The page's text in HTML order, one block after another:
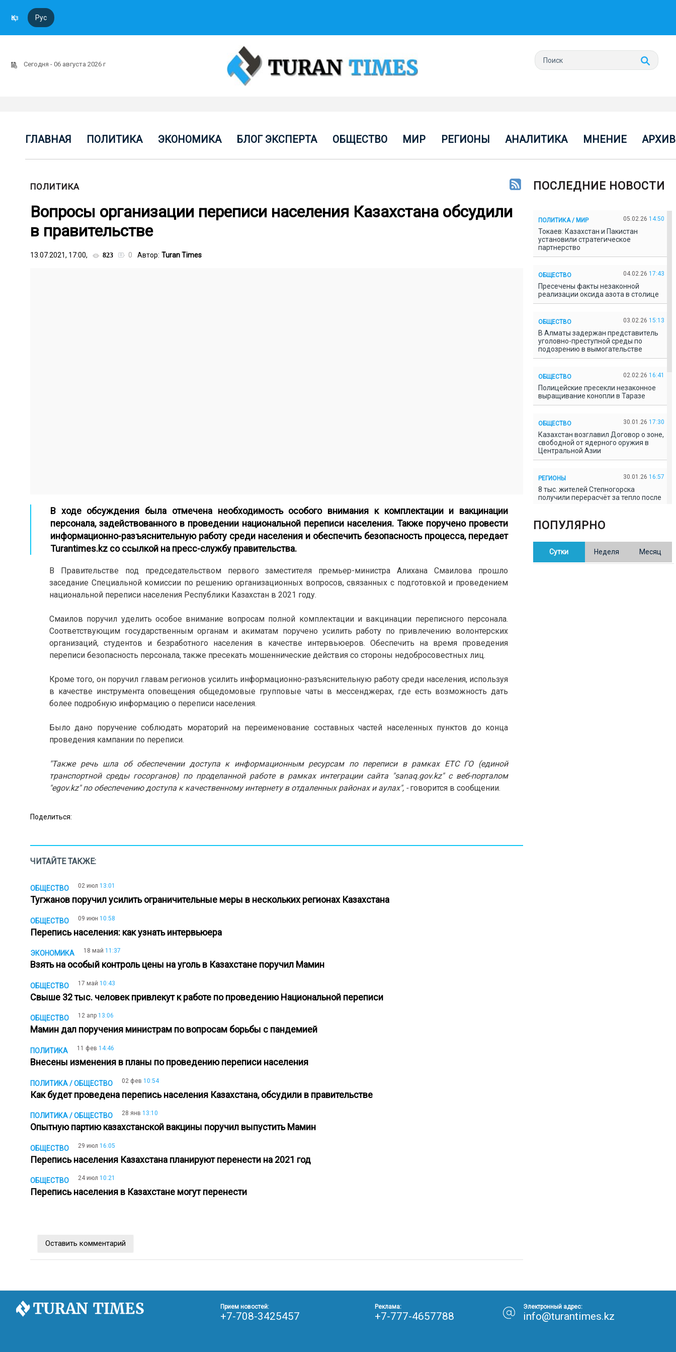
Қаз Рус
Сегодня - 06 августа 2026 г
ГЛАВНАЯ ПОЛИТИКА ЭКОНОМИКА БЛОГ ЭКСПЕРТА ОБЩЕСТВО МИР РЕГИОНЫ АНАЛИТИКА МНЕНИЕ АРХИВ
ПОЛИТИКА
Вопросы организации переписи населения Казахстана обсудили
в правительстве
13.07.2021, 17:00, 823 0 Автор: Turan Times
В ходе обсуждения была отмечена необходимость особого внимания к комплектации и вакцинации
персонала, задействованного в проведении национальной переписи населения. Также поручено провести
информационно-разъяснительную работу среди населения и обеспечить безопасность процесса, передает
Turantimes.kz со ссылкой на пресс-службу правительства.
В Правительстве под председательством первого заместителя премьер-министра Алихана Смаилова прошло
заседание Специальной комиссии по решению организационных вопросов, связанных с подготовкой и проведением
национальной переписи населения Республики Казахстан в 2021 году.
Смаилов поручил уделить особое внимание вопросам полной комплектации и вакцинации переписного персонала.
Соответствующим государственным органам и акиматам поручено усилить работу по привлечению волонтерских
организаций, студентов и безработного населения в качестве интервьюеров. Обеспечить на время проведения
переписи безопасность персонала, также пресекать мошеннические действия со стороны недобросовестных лиц.
Кроме того, он поручил главам регионов усилить информационно-разъяснительную работу среди населения, используя
в качестве инструмента оповещения общедомовые групповые чаты в мессенджерах, где есть возможность дать
более подробную информацию о переписи населения.
Было дано поручение соблюдать мораторий на переименование составных частей населенных пунктов до конца
проведения кампании по переписи.
"Также речь шла об обеспечении доступа к информационным ресурсам по переписи в рамках ЕТС ГО (единой
транспортной среды госорганов) по проделанной работе в рамках интеграции сайта "sanaq.gov.kz" с веб-порталом
"egov.kz" по обеспечению доступа к качественному интернету в отдаленных районах и аулах", -говорится в сообщении.
Поделиться:
ЧИТАЙТЕ ТАКЖЕ:
ОБЩЕСТВО 02 июл 13:01
Тугжанов поручил усилить ограничительные меры в нескольких регионах Казахстана
ОБЩЕСТВО 09 июн 10:58
Перепись населения: как узнать интервьюера
ЭКОНОМИКА 18 май 11:37
Взять на особый контроль цены на уголь в Казахстане поручил Мамин
ОБЩЕСТВО 17 май 10:43
Свыше 32 тыс. человек привлекут к работе по проведению Национальной переписи
ОБЩЕСТВО 12 апр 13:06
Мамин дал поручения министрам по вопросам борьбы с пандемией
ПОЛИТИКА 11 фев 14:46
Внесены изменения в планы по проведению переписи населения
ПОЛИТИКА / ОБЩЕСТВО 02 фев 10:54
Как будет проведена перепись населения Казахстана, обсудили в правительстве
ПОЛИТИКА / ОБЩЕСТВО 28 янв 13:10
Опытную партию казахстанской вакцины поручил выпустить Мамин
ОБЩЕСТВО 29 июл 16:05
Перепись населения Казахстана планируют перенести на 2021 год
ОБЩЕСТВО 24 июл 10:21
Перепись населения в Казахстане могут перенести
Оставить комментарий
ПОСЛЕДНИЕ НОВОСТИ
ПОЛИТИКА / МИР 05.02.26 14:50
Токаев: Казахстан и Пакистан
установили стратегическое
партнерство
ОБЩЕСТВО 04.02.26 17:43
Пресечены факты незаконной
реализации оксида азота в столице
ОБЩЕСТВО 03.02.26 15:13
В Алматы задержан представитель
уголовно-преступной среды по
подозрению в вымогательстве
ОБЩЕСТВО 02.02.26 16:41
Полицейские пресекли незаконное
выращивание конопли в Таразе
ОБЩЕСТВО 30.01.26 17:30
Казахстан возглавил Договор о зоне,
свободной от ядерного оружия в
Центральной Азии
РЕГИОНЫ 30.01.26 16:57
8 тыс. жителей Степногорска
получили перерасчёт за тепло после
В Казахстане готовят новую
редакцию Конституции: меняется
ПОПУЛЯРНО
Сутки Неделя Месяц
Прием новостей:
+7-708-3425457
Реклама:
+7-777-4657788
Электронный адрес:
info@turantimes.kz